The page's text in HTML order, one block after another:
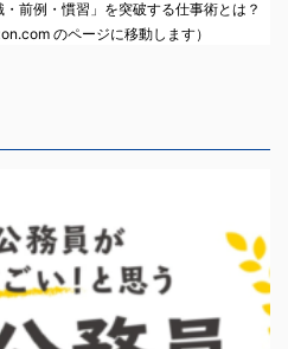
前例・慣習」を突破する仕事術とは？
のページに移動します）